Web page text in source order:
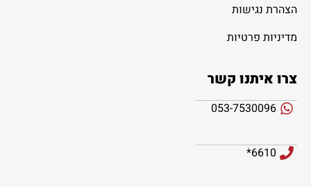
הצהרת נגישות
מדיניות פרטיות
צרו איתנו קשר
053-7530096
6610*